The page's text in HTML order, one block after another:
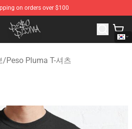
on orders over $100
- Official Peso Pluma Merchandise
/Peso Pluma T-셔츠